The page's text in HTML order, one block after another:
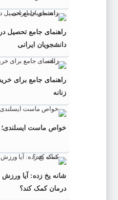
راهنمای جامع تحصیل
دانشجویان ایرانی
راهنمای جامع برای
زنانه
خواص ماست ایسلندی؛
شانه یخ زده: آیا ورزش
درمان کمک کند؟